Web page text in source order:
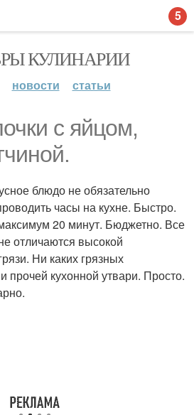
КУЛИНАРИИ
новости статьи
с яйцом,
блюдо не обязательно
часы на кухне. Быстро.
20 минут. Бюджетно. Все
отличаются высокой
Ни каких грязных
прочей кухонной утвари. Просто.
5